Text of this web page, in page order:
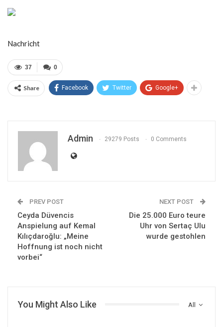
Nachricht
0
37
Share Facebook Twitter Google+
Admin 29279 Posts 0 Comments
PREV POST
Ceyda Düvencis
Anspielung auf Kemal
Kılıçdaroğlu: „Meine
Hoffnung ist noch nicht
vorbei“
NEXT POST
Die 25.000 Euro teure
Uhr von Sertaç Ulu
wurde gestohlen
All
You Might Also Like